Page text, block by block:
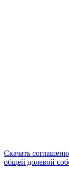
Скачать
общей долевой